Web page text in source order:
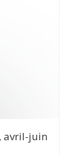
avril-juin